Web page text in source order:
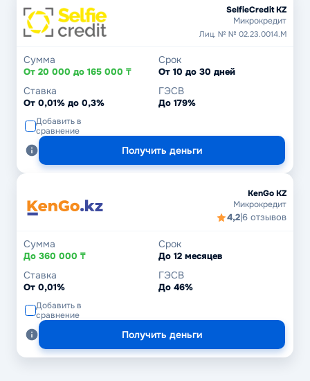
SelfieCredit KZ
Микрокредит
Лиц. № № 02.23.0014.М
Сумма
От 20 000 до 165 000 ₸
Срок
От 10 до 30 дней
Ставка
От 0,01% до 0,3%
ГЭСВ
До 179%
Добавить в
сравнение
Получить деньги
KenGo KZ
Микрокредит
4,2|6 отзывов
Сумма
До 360 000 ₸
Срок
До 12 месяцев
Ставка
От 0,01%
ГЭСВ
До 46%
Добавить в
сравнение
Получить деньги